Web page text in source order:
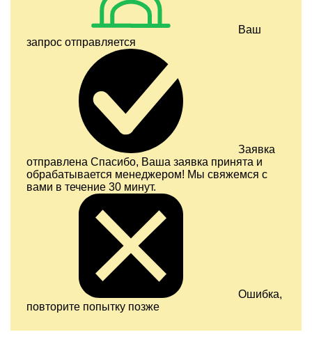
Ваш
запрос отправляется
Заявка
отправлена Спасибо, Ваша заявка принята и
обрабатывается менеджером! Мы свяжемся с
вами в течение 30 минут.
Ошибка,
повторите попытку позже